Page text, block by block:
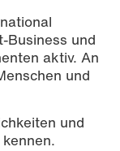
Business und
aktiv. An
und
und